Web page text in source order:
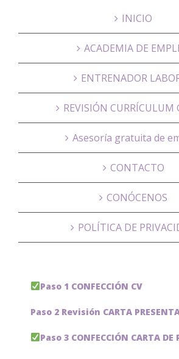
INICIO
ACADEMIA DE
ENTRENADOR
REVISIÓN CURRÍCULUM
Asesoría gratuita de
CONTACTO
CONÓCENOS
POLÍTICA DE
Paso 1 CONFECCIÓN CV
Paso 2 Revisión CARTA
Paso 3 CONFECCIÓN CARTA DE